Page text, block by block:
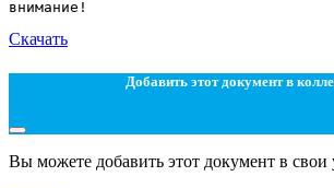
Скачать
Добавить этот документ в
Вы можете добавить этот документ в свои